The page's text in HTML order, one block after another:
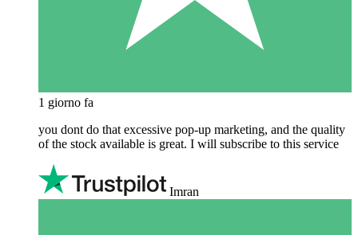
1 giorno fa
you dont do that excessive pop-up marketing, and the quality
of the stock available is great. I will subscribe to this service
Imran